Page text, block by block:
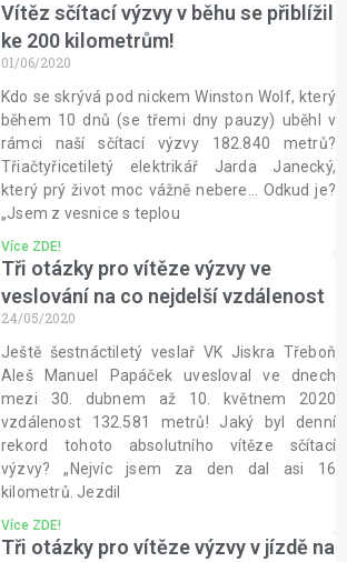
Vítěz sčítací výzvy v běhu se přiblížil
ke 200 kilometrům!
01/06/2020
Kdo se skrývá pod nickem Winston Wolf, který
během 10 dnů (se třemi dny pauzy) uběhl v
rámci naší sčítací výzvy 182.840 metrů?
Třiačtyřicetiletý elektrikář Jarda Janecký,
který prý život moc vážně nebere… Odkud je?
„Jsem z vesnice s teplou
Více ZDE!
Tři otázky pro vítěze výzvy ve
veslování na co nejdelší vzdálenost
24/05/2020
Ještě šestnáctiletý veslař VK Jiskra Třeboň
Aleš Manuel Papáček uvesloval ve dnech
mezi 30. dubnem až 10. květnem 2020
vzdálenost 132.581 metrů! Jaký byl denní
rekord tohoto absolutního vítěze sčítací
výzvy? „Nejvíc jsem za den dal asi 16
kilometrů. Jezdil
Více ZDE!
Tři otázky pro vítěze výzvy v jízdě na